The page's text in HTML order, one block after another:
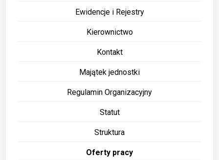
Ewidencje i Rejestry
Kierownictwo
Kontakt
Majątek jednostki
Regulamin Organizacyjny
Statut
Struktura
Oferty pracy